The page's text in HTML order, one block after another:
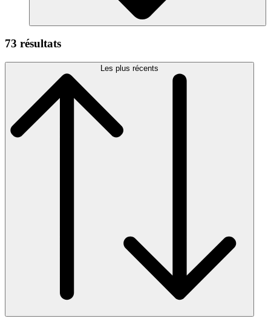
73 résultats
Les plus récents